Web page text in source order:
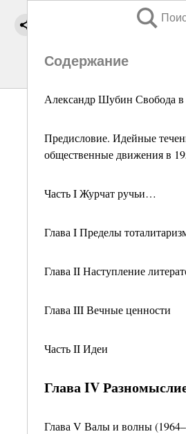
Содержание
Александр Шубин Свобода
Предисловие. Идейные
общественные движения в
Часть I Журчат ручьи…
Глава I Пределы
Глава II Наступление
Глава III Вечные ценности
Часть II Идеи
Глава IV
Глава V Валы и волны